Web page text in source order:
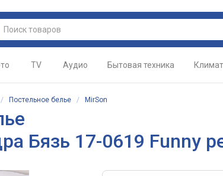
TV Аудио Бытовая техника Климат
/ Постельное белье / MirSon
Бязь 17-0619 Funny